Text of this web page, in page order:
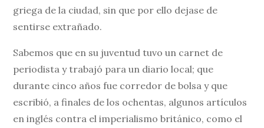
griega de la ciudad, sin que por ello dejase de
sentirse extrañado.
Sabemos que en su juventud tuvo un carnet de
periodista y trabajó para un diario local; que
durante cinco años fue corredor de bolsa y que
escribió, a finales de los ochentas, algunos artículos
en inglés contra el imperialismo británico, como el